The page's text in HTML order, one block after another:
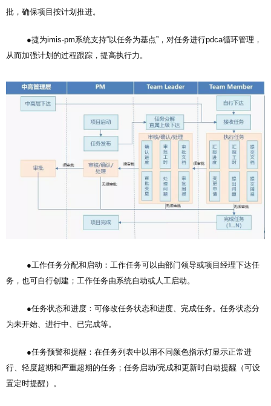
批，确保项目按计划推进。
●捷为imis-pm系统支持“以任务为基点”，对任务进行pdca循环管理，
从而加强计划的过程跟踪，提高执行力。
●工作任务分配和启动：工作任务可以由部门领导或项目经理下达任
务，也可自行创建；工作任务由系统自动或人工启动。
●任务状态和进度：可修改任务状态和进度、完成任务。任务状态分
为未开始、进行中、已完成等。
●任务预警和提醒：在任务列表中以用不同颜色指示灯显示正常进
行、轻度超期和严重超期的任务；任务启动/完成和更新时自动提醒（可设
置定时提醒）。